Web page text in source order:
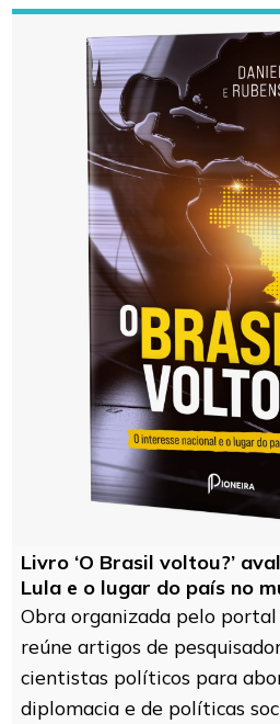
Livro ‘O Brasil voltou?’
Lula e o lugar do país no
Obra organizada pelo
reúne artigos de
cientistas políticos para
diplomacia e de políticas